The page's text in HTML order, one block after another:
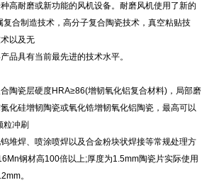
高耐磨或新功能的风机设备。耐磨风机使用了新的
复合制造技术，高分子复合陶瓷技术，真空粘贴技
以及无
品具有当前最先进的技术水平。
陶瓷层硬度HRA≥86(增韧氧化铝复合材料)，局部磨
化硅增韧陶瓷或氧化锆增韧氧化铝陶瓷，最高可以
粒冲刷
堆焊、喷涂喷焊以及合金粉块状焊接等常规处理方
钢材高100倍以上;厚度为1.5mm陶瓷片实际使用
。